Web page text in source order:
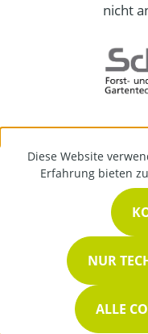
nicht
Diese Website
Erfahrung bieten
NUR
ALLE